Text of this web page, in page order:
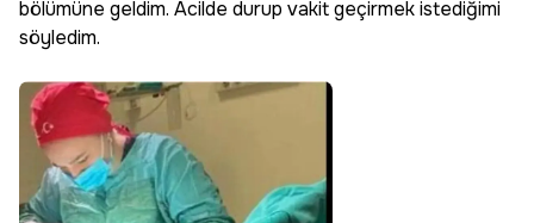
bölümüne geldim. Acilde durup vakit geçirmek istediğimi
söyledim.